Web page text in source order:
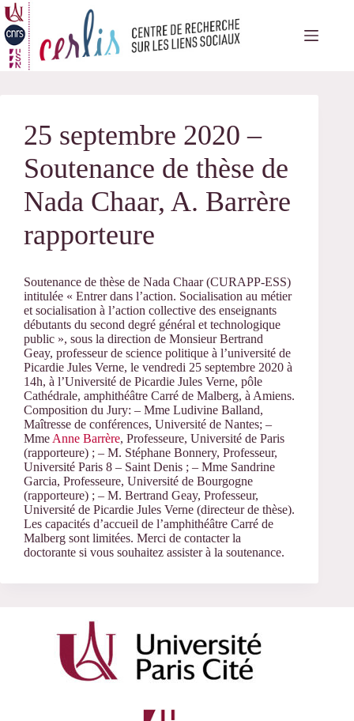
Passer
au
contenu
25 septembre 2020 –
Soutenance de thèse de
Nada Chaar, A. Barrère
rapporteure
Soutenance de thèse de Nada Chaar (CURAPP-ESS)
intitulée « Entrer dans l’action. Socialisation au métier
et socialisation à l’action collective des enseignants
débutants du second degré général et technologique
public », sous la direction de Monsieur Bertrand
Geay, professeur de science politique à l’université de
Picardie Jules Verne, le vendredi 25 septembre 2020 à
14h, à l’Université de Picardie Jules Verne, pôle
Cathédrale, amphithéâtre Carré de Malberg, à Amiens.
Composition du Jury: – Mme Ludivine Balland,
Maîtresse de conférences, Université de Nantes; –
Mme Anne Barrère, Professeure, Université de Paris
(rapporteure) ; – M. Stéphane Bonnery, Professeur,
Université Paris 8 – Saint Denis ; – Mme Sandrine
Garcia, Professeure, Université de Bourgogne
(rapporteure) ; – M. Bertrand Geay, Professeur,
Université de Picardie Jules Verne (directeur de thèse).
Les capacités d’accueil de l’amphithéâtre Carré de
Malberg sont limitées. Merci de contacter la
doctorante si vous souhaitez assister à la soutenance.